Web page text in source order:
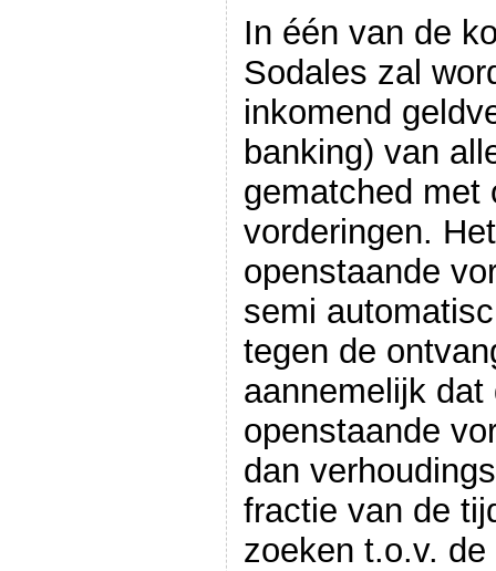
In één van de
Sodales zal
inkomend
banking) van
gematched met
vorderingen.
openstaande
semi
tegen de
aannemelijk dat
openstaande
dan
fractie van de
zoeken t.o.v.